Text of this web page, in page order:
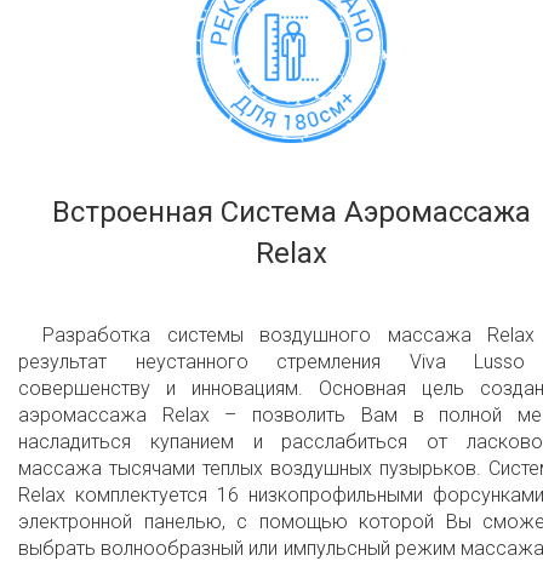
10 year limited warranty on the bathtub shell
2 year limited warranty for all electrical
components and other parts, except drains
Встроенная Система Аэромассажа
Relax
Разработка системы воздушного массажа
результат неустанного стремления Viva
совершенству и инновациям. Основная цель
аэромассажа Relax – позволить Вам в полной
насладиться купанием и расслабиться от
массажа тысячами теплых воздушных пузырьков.
Relax комплектуется 16 низкопрофильными
электронной панелью, с помощью которой Вы
выбрать волнообразный или импульсный режим